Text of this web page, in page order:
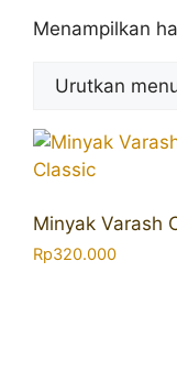
Menampilkan
Minyak Varash
Rp320.000